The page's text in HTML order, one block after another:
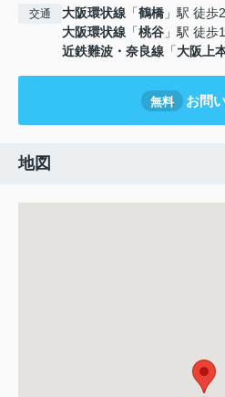
交通 大阪環状線 「鶴橋 」駅 徒歩
大阪環状線 「桃谷 」駅 徒歩
近鉄難波・奈良線 「大阪上
無料 お問
地図